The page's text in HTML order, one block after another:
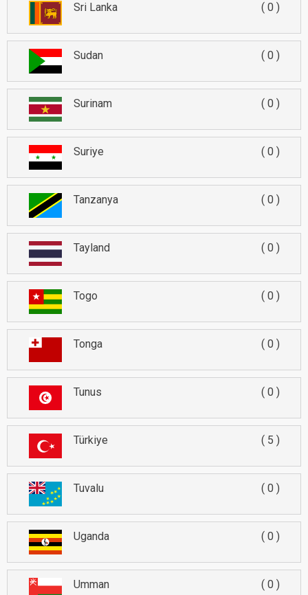
Sri Lanka 0
Sudan 0
Surinam 0
Suriye 0
Tanzanya 0
Tayland 0
Togo 0
Tonga 0
Tunus 0
Türkiye 5
Tuvalu 0
Uganda 0
Umman 0